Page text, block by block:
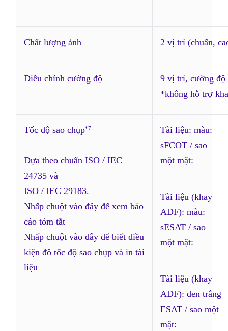
Chất lượng ảnh 2 vị trí (chuẩn,
Điều chỉnh cường độ
9 vị trí, cường
*không hỗ trợ
Tốc độ sao chụp*7
Dựa theo chuẩn ISO / IEC
24735 và
ISO / IEC 29183.
Nhấp chuột vào đây để xem báo
cáo tóm tắt
Nhấp chuột vào đây để biết điều
kiện đô tốc độ sao chụp và in tài
liệu
Tài liệu: màu:
sFCOT / sao
một mặt:
Tài liệu (khay
ADF): màu:
sESAT / sao
một mặt:
Tài liệu (khay
ADF): đen trắng
ESAT / sao một
mặt: